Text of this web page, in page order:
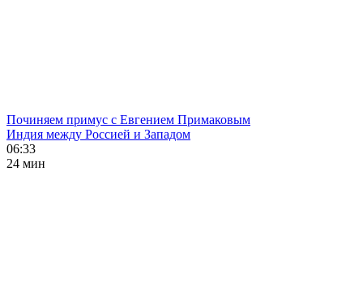
Починяем примус с Евгением Примаковым
Индия между Россией и Западом
06:33
24 мин